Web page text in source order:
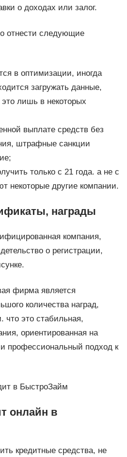
о доходах или залог.
отнести следующие
в оптимизации, иногда
загружать данные,
это лишь в некоторых
выплате средств без
штрафные санкции
только с 21 года. а не с
некоторые другие компании.
награды
компания,
о регистрации,
фирма является
количества наград,
что это стабильная,
ориентированная на
профессиональный подход к
в БыстроЗайм
онлайн в
кредитные средства, не